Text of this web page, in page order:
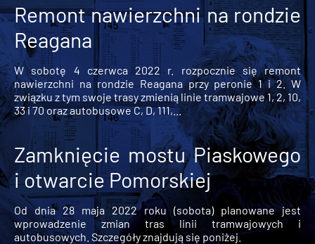
Remont nawierzchni na rondzie
Reagana
W sobotę 4 czerwca 2022 r. rozpocznie się remont
nawierzchni na rondzie Reagana przy peronie 1 i 2. W
związku z tym swoje trasy zmienią linie tramwajowe 1, 2, 10,
33 i 70 oraz autobusowe C, D, 111,...
Zamknięcie mostu Piaskowego
i otwarcie Pomorskiej
Od dnia 28 maja 2022 roku (sobota) planowane jest
wprowadzenie zmian tras linii tramwajowych i
autobusowych. Szczegóły znajdują się poniżej.